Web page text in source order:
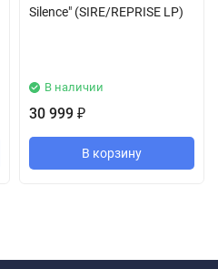
Silence" (SIRE/REPRISE LP)
В наличии
30 999 ₽
В корзину